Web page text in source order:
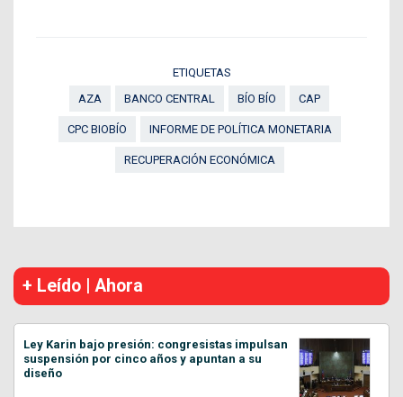
ETIQUETAS
AZA
BANCO CENTRAL BÍO BÍO CAP
CPC BIOBÍO INFORME DE POLÍTICA MONETARIA
RECUPERACIÓN ECONÓMICA
+ Leído | Ahora
Ley Karin bajo presión: congresistas impulsan
suspensión por cinco años y apuntan a su
diseño